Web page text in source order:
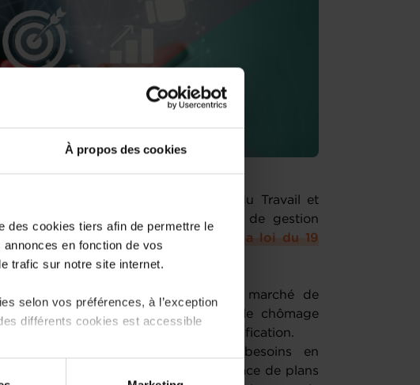
À propos des cookies
des cookies tiers afin de permettre le
en fonction de vos
trafic sur notre site internet.
selon vos préférences, à l’exception
différents cookies est accessible
vidéos, partage sur les réseaux
marché de l’emploi, le ministère du Travail et
, un nouveau programme national de gestion
des compétences (GPEC) prévu par
la loi du 19
d’anticiper les transformations du marché de
des salariés et de prévenir le chômage
montée en compétences ou de requalification.
dans l’analyse de leurs besoins en
salariés concernés et la mise en place de plans